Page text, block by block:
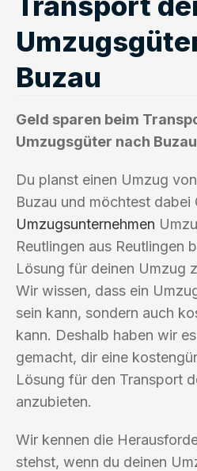
Buzau
Geld sparen beim
Umzugsgüter nach Buzau
Du planst einen Umzug
Buzau und möchtest dabei
Umzugsunternehmen
Reutlingen aus Reutlingen
Lösung für deinen Umzug
Wir wissen, dass ein
sein kann, sondern auch
kann. Deshalb haben wir
gemacht, dir eine
Lösung für den Transport
anzubieten.
Wir kennen die
stehst, wenn du deinen